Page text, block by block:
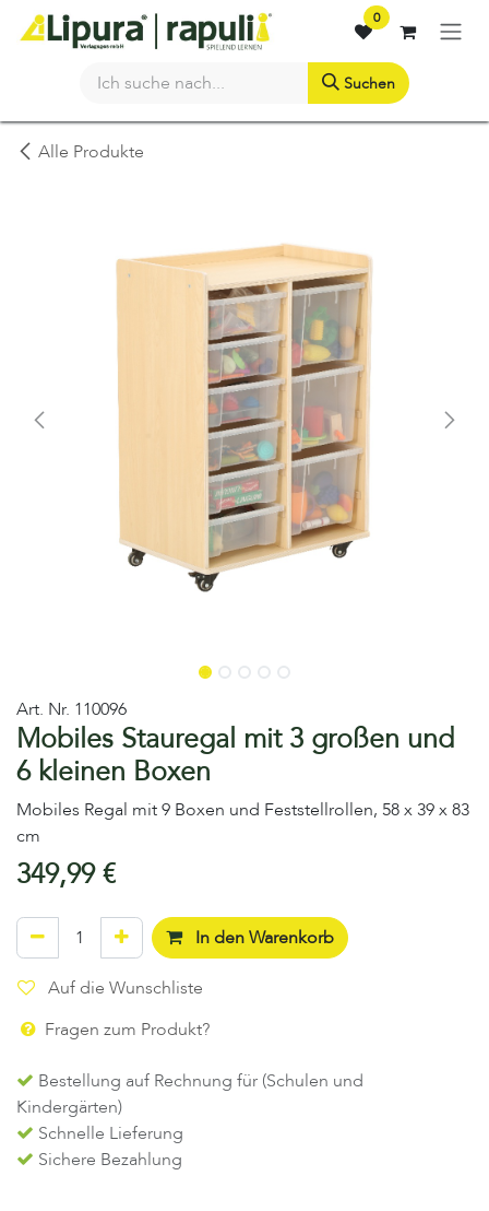
Zum Inhalt springen 0
Suchen
Alle Produkte
Art. Nr. 110096
Mobiles Stauregal mit 3 großen und
6 kleinen Boxen
Mobiles Regal mit 9 Boxen und Feststellrollen, 58 x 39 x 83
cm
349,99€
In den Warenkorb
Auf die Wunschliste
Fragen zum Produkt?
Bestellung auf Rechnung für (Schulen und
Kindergärten)
Schnelle Lieferung
Sichere Bezahlung